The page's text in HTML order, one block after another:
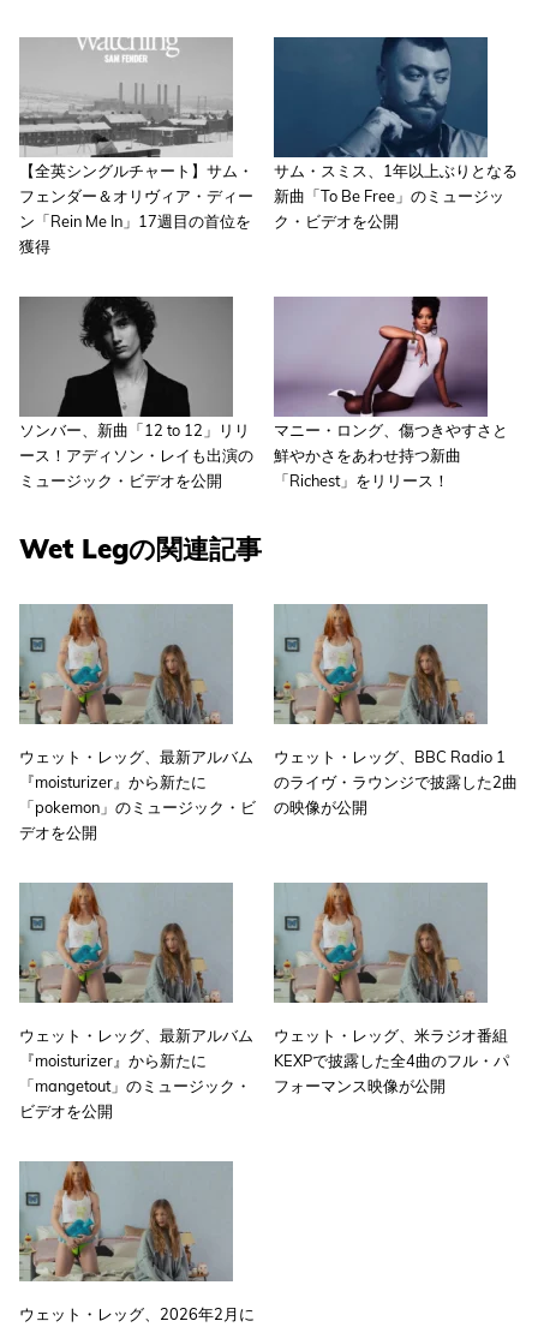
【全英シングルチャート】サム・
フェンダー＆オリヴィア・ディー
ン「Rein Me In」17週目の首位を
獲得
サム・スミス、1年以上ぶりとなる
新曲「To Be Free」のミュージッ
ク・ビデオを公開
ソンバー、新曲「12 to 12」リリ
ース！アディソン・レイも出演の
ミュージック・ビデオを公開
マニー・ロング、傷つきやすさと
鮮やかさをあわせ持つ新曲
「Richest」をリリース！
Wet Legの関連記事
ウェット・レッグ、最新アルバム
『moisturizer』から新たに
「pokemon」のミュージック・ビ
デオを公開
ウェット・レッグ、BBC Radio 1
のライヴ・ラウンジで披露した2曲
の映像が公開
ウェット・レッグ、最新アルバム
『moisturizer』から新たに
「mangetout」のミュージック・
ビデオを公開
ウェット・レッグ、米ラジオ番組
KEXPで披露した全4曲のフル・パ
フォーマンス映像が公開
ウェット・レッグ、2026年2月に